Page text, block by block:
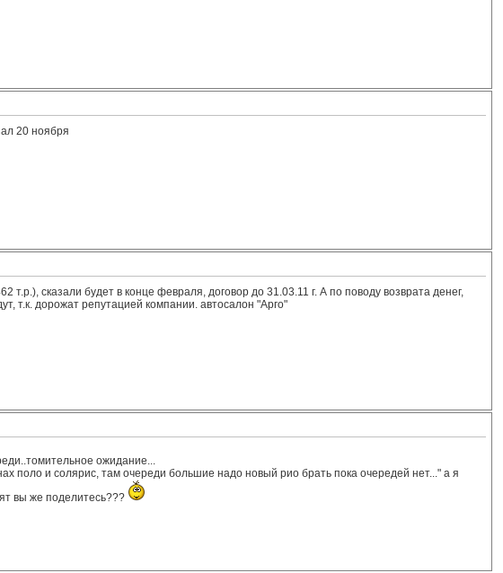
20 ноября
сказали будет в конце февраля, договор до 31.03.11 г. А по поводу возврата денег,
т.к. дорожат репутацией компании. автосалон "Арго"
ожидание...
поло и солярис, там очереди большие надо новый рио брать пока очередей нет..." а я
вы же поделитесь???